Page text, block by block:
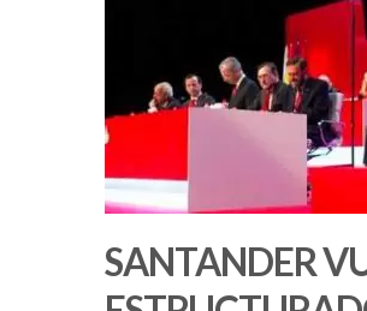
SANTANDER